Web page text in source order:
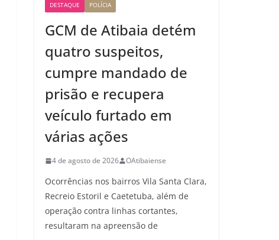
DESTAQUE POLÍCIA
GCM de Atibaia detém
quatro suspeitos,
cumpre mandado de
prisão e recupera
veículo furtado em
várias ações
4 de agosto de 2026 OAtibaiense
Ocorrências nos bairros Vila Santa Clara,
Recreio Estoril e Caetetuba, além de
operação contra linhas cortantes,
resultaram na apreensão de